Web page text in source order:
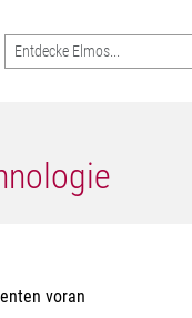
Search
voran